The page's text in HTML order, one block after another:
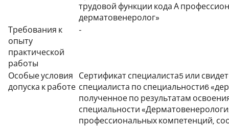
трудовой функции кода А
дерматовенеролог»
Требования к
опыту
практической
работы
-
Особые условия
допуска к работе
Сертификат специалиста5 или
специалиста по специальности6
полученное по результатам
специальности
профессиональных компетенций,